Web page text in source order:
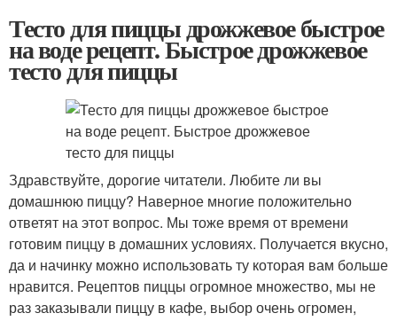
Тесто для пиццы дрожжевое быстрое
на воде рецепт. Быстрое дрожжевое
тесто для пиццы
Здравствуйте, дорогие читатели. Любите ли вы
домашнюю пиццу? Наверное многие положительно
ответят на этот вопрос. Мы тоже время от времени
готовим пиццу в домашних условиях. Получается вкусно,
да и начинку можно использовать ту которая вам больше
нравится. Рецептов пиццы огромное множество, мы не
раз заказывали пиццу в кафе, выбор очень огромен,